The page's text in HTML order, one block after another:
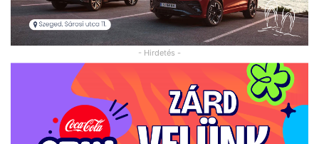
- Hirdetés -